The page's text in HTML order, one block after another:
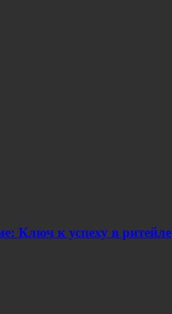
Ключ к успеху в ритейле